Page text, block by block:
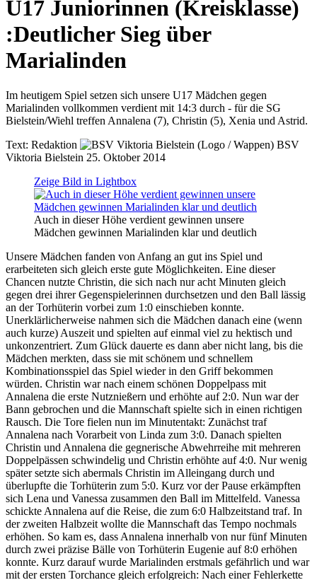
U17 Juniorinnen (Kreisklasse)
:Deutlicher Sieg über
Marialinden
Im heutigem Spiel setzen sich unsere U17 Mädchen gegen
Marialinden vollkommen verdient mit 14:3 durch - für die SG
Bielstein/Wiehl treffen Annalena (7), Christin (5), Xenia und Astrid.
Text: Redaktion
BSV
Viktoria Bielstein 25. Oktober 2014
Zeige Bild in Lightbox
Auch in dieser Höhe verdient gewinnen unsere
Mädchen gewinnen Marialinden klar und deutlich
Unsere Mädchen fanden von Anfang an gut ins Spiel und
erarbeiteten sich gleich erste gute Möglichkeiten. Eine dieser
Chancen nutzte Christin, die sich nach nur acht Minuten gleich
gegen drei ihrer Gegenspielerinnen durchsetzen und den Ball lässig
an der Torhüterin vorbei zum 1:0 einschieben konnte.
Unerklärlicherweise nahmen sich die Mädchen danach eine (wenn
auch kurze) Auszeit und spielten auf einmal viel zu hektisch und
unkonzentriert. Zum Glück dauerte es dann aber nicht lang, bis die
Mädchen merkten, dass sie mit schönem und schnellem
Kombinationsspiel das Spiel wieder in den Griff bekommen
würden. Christin war nach einem schönen Doppelpass mit
Annalena die erste Nutznießern und erhöhte auf 2:0. Nun war der
Bann gebrochen und die Mannschaft spielte sich in einen richtigen
Rausch. Die Tore fielen nun im Minutentakt: Zunächst traf
Annalena nach Vorarbeit von Linda zum 3:0. Danach spielten
Christin und Annalena die gegnerische Abwehrreihe mit mehreren
Doppelpässen schwindelig und Christin erhöhte auf 4:0. Nur wenig
später setzte sich abermals Christin im Alleingang durch und
überlupfte die Torhüterin zum 5:0. Kurz vor der Pause erkämpften
sich Lena und Vanessa zusammen den Ball im Mittelfeld. Vanessa
schickte Annalena auf die Reise, die zum 6:0 Halbzeitstand traf. In
der zweiten Halbzeit wollte die Mannschaft das Tempo nochmals
erhöhen. So kam es, dass Annalena innerhalb von nur fünf Minuten
durch zwei präzise Bälle von Torhüterin Eugenie auf 8:0 erhöhen
konnte. Kurz darauf wurde Marialinden erstmals gefährlich und war
mit der ersten Torchance gleich erfolgreich: Nach einer Fehlerkette